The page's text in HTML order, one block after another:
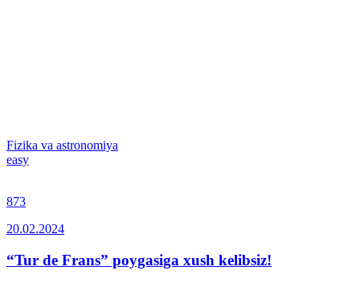
Fizika va astronomiya
easy
873
20.02.2024
“Tur de Frans” poygasiga xush kelibsiz!